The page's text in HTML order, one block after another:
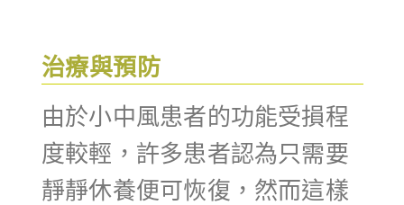
治療與預防
由於小中風患者的功能受損程
度較輕，許多患者認為只需要
靜靜休養便可恢復，然而這樣